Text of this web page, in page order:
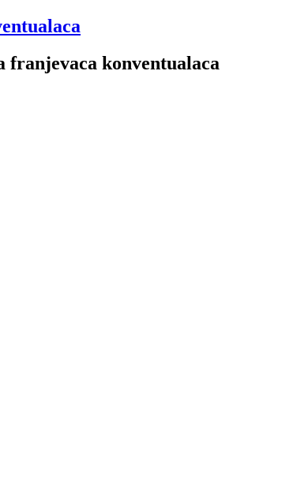
konventualaca